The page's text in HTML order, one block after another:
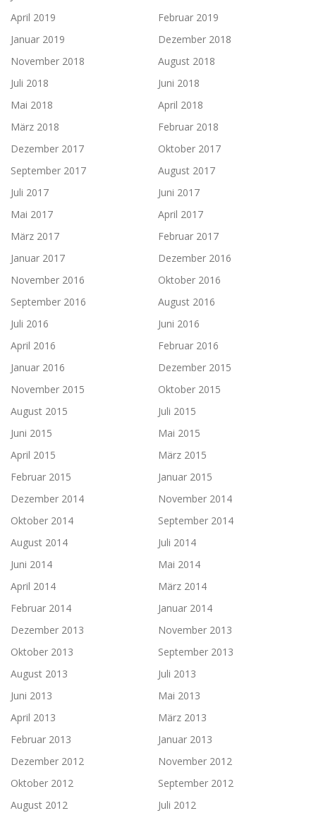
April 2019
Februar 2019
Januar 2019
Dezember 2018
November 2018
August 2018
Juli 2018
Juni 2018
Mai 2018
April 2018
März 2018
Februar 2018
Dezember 2017
Oktober 2017
September 2017
August 2017
Juli 2017
Juni 2017
Mai 2017
April 2017
März 2017
Februar 2017
Januar 2017
Dezember 2016
November 2016
Oktober 2016
September 2016
August 2016
Juli 2016
Juni 2016
April 2016
Februar 2016
Januar 2016
Dezember 2015
November 2015
Oktober 2015
August 2015
Juli 2015
Juni 2015
Mai 2015
April 2015
März 2015
Februar 2015
Januar 2015
Dezember 2014
November 2014
Oktober 2014
September 2014
August 2014
Juli 2014
Juni 2014
Mai 2014
April 2014
März 2014
Februar 2014
Januar 2014
Dezember 2013
November 2013
Oktober 2013
September 2013
August 2013
Juli 2013
Juni 2013
Mai 2013
April 2013
März 2013
Februar 2013
Januar 2013
Dezember 2012
November 2012
Oktober 2012
September 2012
August 2012
Juli 2012